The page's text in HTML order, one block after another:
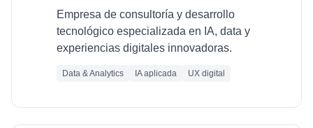
Empresa de consultoría y desarrollo
tecnológico especializada en IA, data y
experiencias digitales innovadoras.
Data & Analytics IA aplicada UX digital